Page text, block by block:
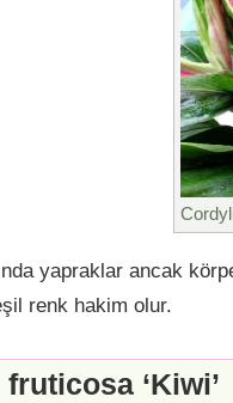
yapraklar ancak
renk hakim olur.
‘Kiwi’